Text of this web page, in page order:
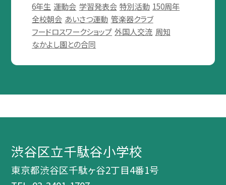
6年生 運動会 学習発表会 特別活動 150周年
全校朝会 あいさつ運動 管楽器クラブ
フードロスワークショップ 外国人交流 周知
なかよし園との合同
渋谷区立千駄谷小学校
東京都渋谷区千駄ヶ谷2丁目4番1号